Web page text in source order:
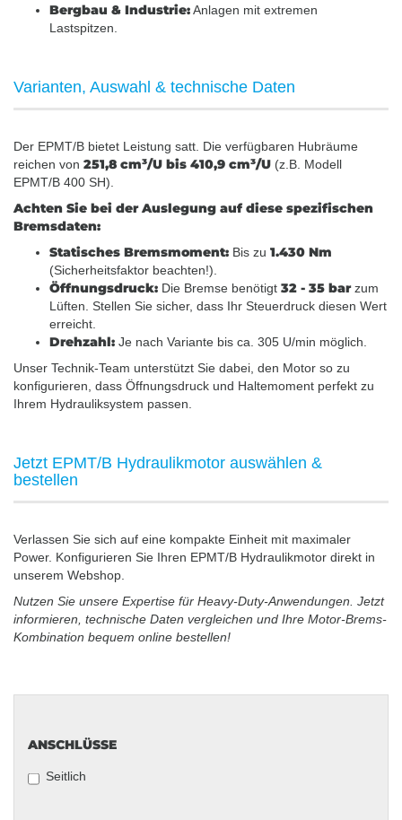
Bergbau & Industrie:Anlagen mit extremen
Lastspitzen.
Varianten, Auswahl & technische Daten
Der EPMT/B bietet Leistung satt. Die verfügbaren Hubräume
reichen von 251,8 cm³/U bis 410,9 cm³/U (z.B. Modell
EPMT/B 400 SH).
Achten Sie bei der Auslegung auf diese spezifischen
Bremsdaten:
Statisches Bremsmoment: Bis zu 1.430 Nm
(Sicherheitsfaktor beachten!).
Öffnungsdruck: Die Bremse benötigt 32 - 35 barzum
Lüften. Stellen Sie sicher, dass Ihr Steuerdruck diesen Wert
erreicht.
Drehzahl: Je nach Variante bis ca. 305 U/min möglich.
Unser Technik-Team unterstützt Sie dabei, den Motor so zu
konfigurieren, dass Öffnungsdruck und Haltemoment perfekt zu
Ihrem Hydrauliksystem passen.
Jetzt EPMT/B Hydraulikmotor auswählen &
bestellen
Verlassen Sie sich auf eine kompakte Einheit mit maximaler
Power. Konfigurieren Sie Ihren EPMT/B Hydraulikmotor direkt in
unserem Webshop.
Nutzen Sie unsere Expertise für Heavy-Duty-Anwendungen. Jetzt
informieren, technische Daten vergleichen und Ihre Motor-Brems-
Kombination bequem online bestellen!
ANSCHLÜSSE
ANSCHLÜSSE
Seitlich